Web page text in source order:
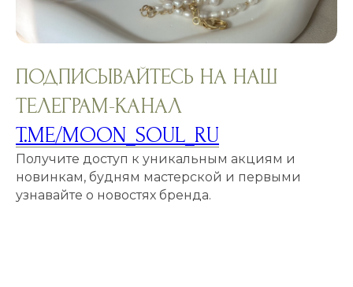
ПОДПИСЫВАЙТЕСЬ НА НАШ
ТЕЛЕГРАМ-КАНАЛ
T.ME/MOON_SOUL_RU
Получите доступ к уникальным акциям и
новинкам, будням мастерской и первыми
узнавайте о новостях бренда.